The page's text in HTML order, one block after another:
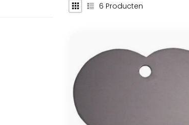
6 Producten